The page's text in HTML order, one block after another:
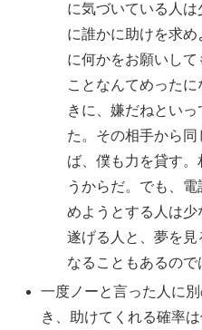
に気づいている人
に誰かに助けを求
に何かをお願いし
ことなんてめった
きに、嫌だねとい
た。その相手から
ば、僕も力を貸す
うからだ。でも、
めようとする人は
遂げる人と、夢を
なることもあるので
一度ノーと言った人に
き、助けてくれる確率